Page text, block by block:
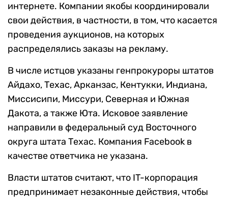
интернете. Компании якобы координировали
свои действия, в частности, в том, что касается
проведения аукционов, на которых
распределялись заказы на рекламу.
В числе истцов указаны генпрокуроры штатов
Айдахо, Техас, Арканзас, Кентукки, Индиана,
Миссисипи, Миссури, Северная и Южная
Дакота, а также Юта. Исковое заявление
направили в федеральный суд Восточного
округа штата Техас. Компания Facebook в
качестве ответчика не указана.
Власти штатов считают, что IT-корпорация
предпринимает незаконные действия, чтобы